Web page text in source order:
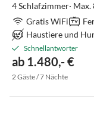
4 Schlafzimmer· Max.
Gratis WiFi
Haustiere und
Schnellantworter
ab 1.480,- €
2 Gäste / 7 Nächte